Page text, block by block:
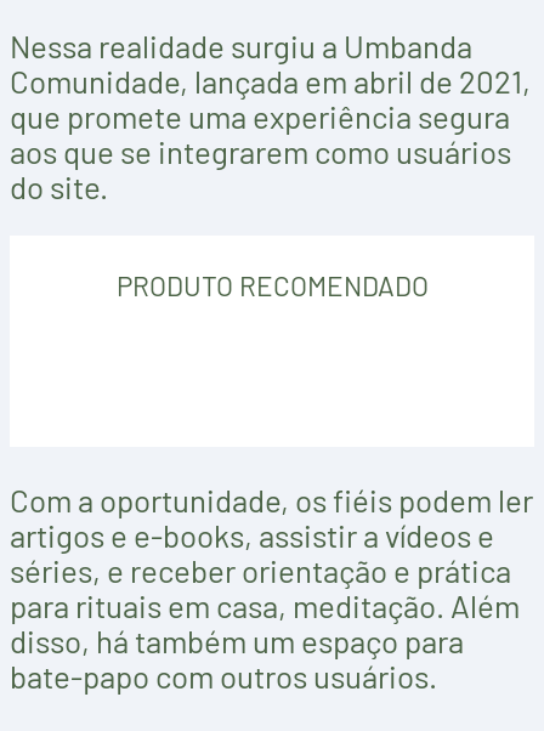
Nessa realidade surgiu a Umbanda
Comunidade, lançada em abril de 2021,
que promete uma experiência segura
aos que se integrarem como usuários
do site.
PRODUTO RECOMENDADO
Com a oportunidade, os fiéis podem ler
artigos e e-books, assistir a vídeos e
séries, e receber orientação e prática
para rituais em casa, meditação. Além
disso, há também um espaço para
bate-papo com outros usuários.